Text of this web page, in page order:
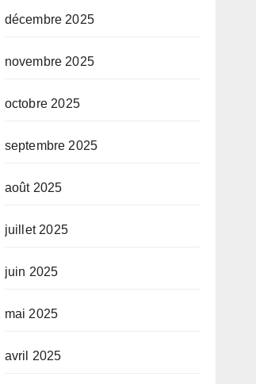
décembre 2025
novembre 2025
octobre 2025
septembre 2025
août 2025
juillet 2025
juin 2025
mai 2025
avril 2025